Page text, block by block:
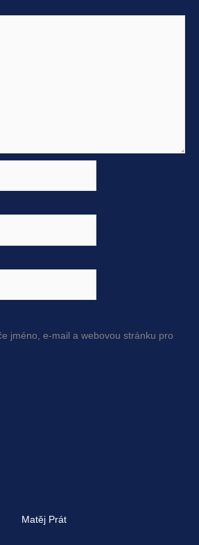
jméno, e-mail a webovou stránku pro
Matěj Prát